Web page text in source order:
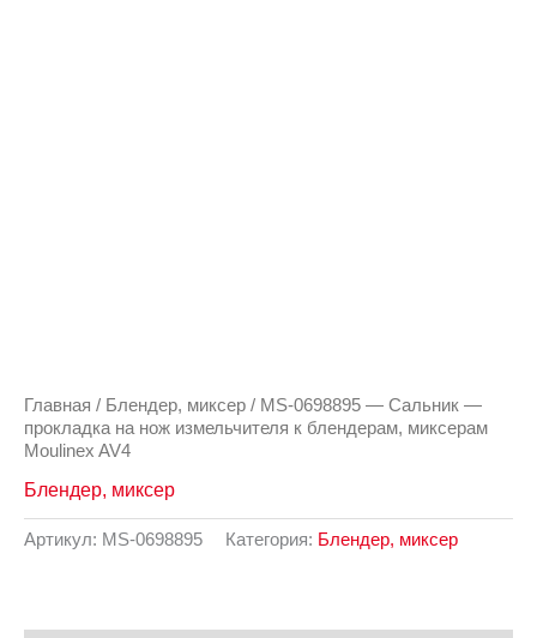
Главная / Блендер, миксер / MS-0698895 — Сальник —
прокладка на нож измельчителя к блендерам, миксерам
Moulinex AV4
Блендер, миксер
Артикул: MS-0698895 Категория: Блендер, миксер